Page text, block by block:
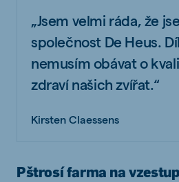
„Jsem velmi ráda, že
společnost De Heus.
nemusím obávat o
zdraví našich zvířat.“
Kirsten Claessens
Pštrosí farma na